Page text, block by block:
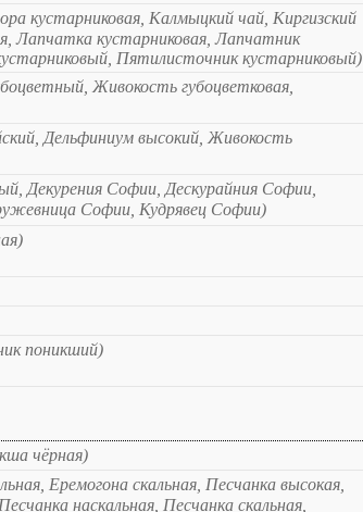
кустарниковая, Калмыцкий чай, Киргизский
Лапчатка кустарниковая, Лапчатник
Пятилисточник кустарниковый)
Живокость губоцветковая,
Дельфиниум высокий, Живокость
Декурения Софии, Дескурайния Софии,
Софии, Кудрявец Софии)
поникший)
чёрная)
Еремогона скальная, Песчанка высокая,
наскальная, Песчанка скальная,